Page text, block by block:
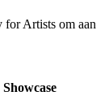
Artists om aan
Showcase